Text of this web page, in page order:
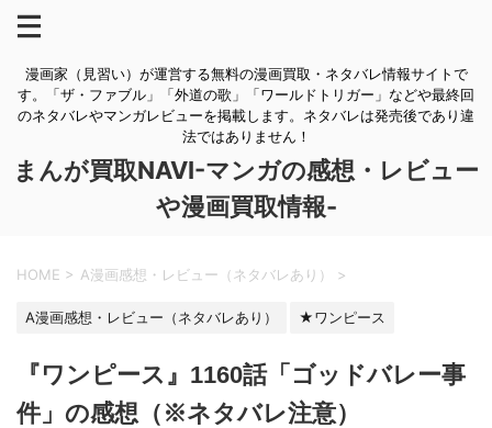
漫画家（見習い）が運営する無料の漫画買取・ネタバレ情報サイトで
す。「ザ・ファブル」「外道の歌」「ワールドトリガー」などや最終回
のネタバレやマンガレビューを掲載します。ネタバレは発売後であり違
法ではありません！
まんが買取NAVI-マンガの感想・レビュー
や漫画買取情報-
HOME > A漫画感想・レビュー（ネタバレあり） >
A漫画感想・レビュー（ネタバレあり） ★ワンピース
『ワンピース』1160話「ゴッドバレー事
件」の感想（※ネタバレ注意）